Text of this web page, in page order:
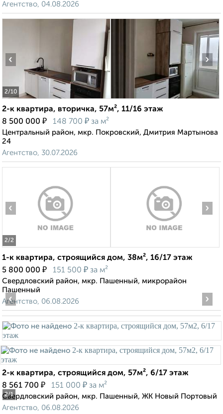
Агентство, 04.08.2026
2/10
‹ ›
2-к квартира, вторичка, 57м², 11/16 этаж
8 500 000 ₽ 148 700 ₽ за м²
Центральный район, мкр. Покровский, Дмитрия Мартынова
24
Агентство, 30.07.2026
2/2
‹ ›
1-к квартира, строящийся дом, 38м², 16/17 этаж
5 800 000 ₽ 151 500 ₽ за м²
Свердловский район, мкр. Пашенный, микрорайон
Пашенный
Агентство, 06.08.2026
2/1
‹ ›
2-к квартира, строящийся дом, 57м², 6/17 этаж
8 561 700 ₽ 151 000 ₽ за м²
Свердловский район, мкр. Пашенный, ЖК Новый Портовый
Агентство, 06.08.2026